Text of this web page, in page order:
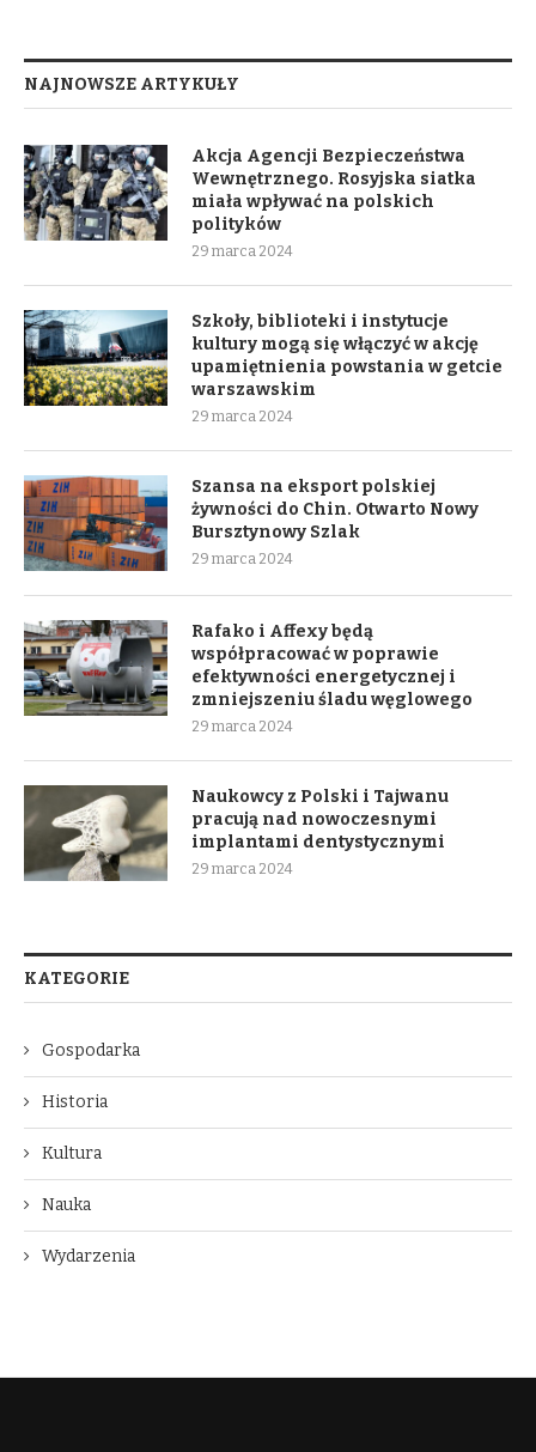
NAJNOWSZE ARTYKUŁY
Akcja Agencji Bezpieczeństwa
Wewnętrznego. Rosyjska siatka
miała wpływać na polskich
polityków
29 marca 2024
Szkoły, biblioteki i instytucje
kultury mogą się włączyć w akcję
upamiętnienia powstania w getcie
warszawskim
29 marca 2024
Szansa na eksport polskiej
żywności do Chin. Otwarto Nowy
Bursztynowy Szlak
29 marca 2024
Rafako i Affexy będą
współpracować w poprawie
efektywności energetycznej i
zmniejszeniu śladu węglowego
29 marca 2024
Naukowcy z Polski i Tajwanu
pracują nad nowoczesnymi
implantami dentystycznymi
29 marca 2024
KATEGORIE
Gospodarka
Historia
Kultura
Nauka
Wydarzenia